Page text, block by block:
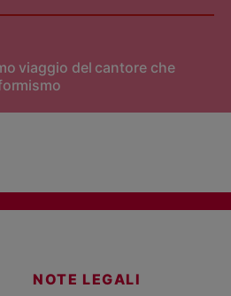
viaggio del cantore che
NOTE LEGALI